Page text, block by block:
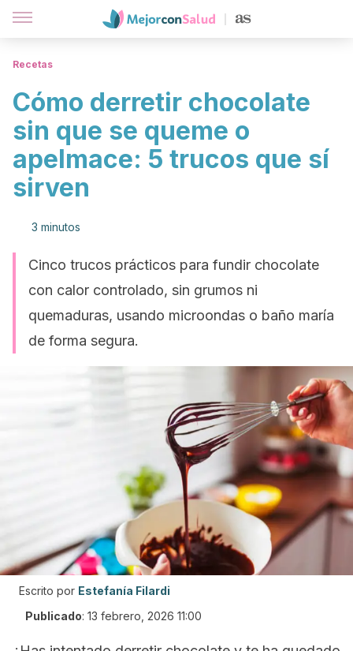
Recetas
Cómo derretir chocolate
sin que se queme o
apelmace: 5 trucos que sí
sirven
3 minutos
Cinco trucos prácticos para fundir chocolate
con calor controlado, sin grumos ni
quemaduras, usando microondas o baño maría
de forma segura.
Escrito por Estefanía Filardi
Publicado: 13 febrero, 2026 11:00